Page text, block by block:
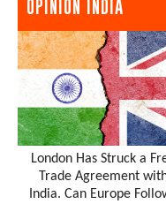
OPINION INDIA
London Has Struck a
Trade Agreement
India. Can Europe